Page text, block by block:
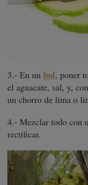
3.- En un bol, poner
el aguacate, sal, y,
un chorro de lima o
4.- Mezclar todo con
rectificar.